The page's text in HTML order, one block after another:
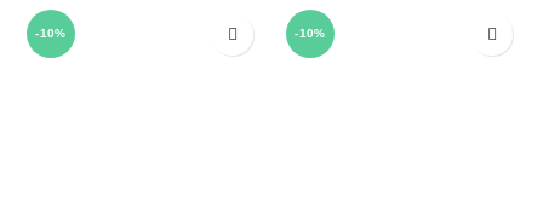
-10% -10%